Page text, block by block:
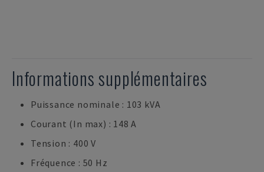
Informations supplémentaires
Puissance nominale : 103 kVA
Courant (In max) : 148 A
Tension : 400 V
Fréquence : 50 Hz